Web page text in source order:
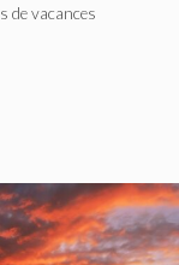
de vacances